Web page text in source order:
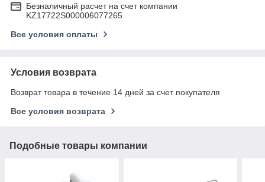
Безналичный расчет на счет компании
KZ17722S000006077265
Все условия оплаты
Условия возврата
Возврат товара в течение 14 дней за счет покупателя
Все условия возврата
Подобные товары компании